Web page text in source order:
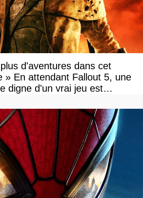
d'aventures dans cet
» En attendant Fallout 5, une
digne d'un vrai jeu est